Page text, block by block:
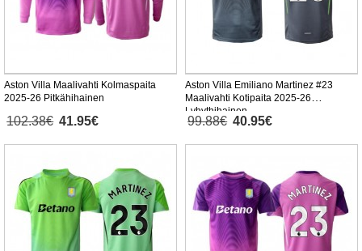
Aston Villa Maalivahti Kolmaspaita
2025-26 Pitkähihainen
102.38€ 41.95€
Aston Villa Emiliano Martinez #23
Maalivahti Kotipaita 2025-26
Lyhythihainen
99.88€ 40.95€